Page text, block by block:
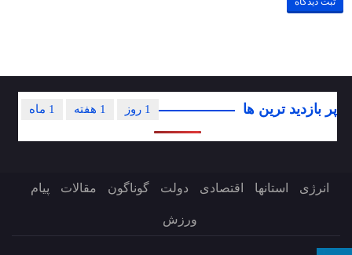
پر بازدید ترین ها 1 ماه 1 هفته 1 روز
انرژی استانها اقتصادی دولت گوناگون مقالات پیام
ورزش